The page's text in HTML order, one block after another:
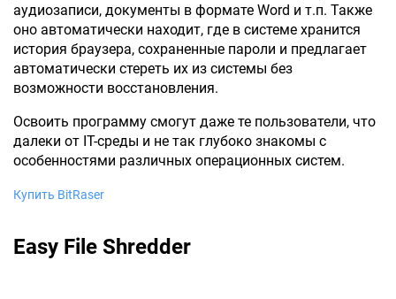
аудиозаписи, документы в формате Word и т.п. Также
оно автоматически находит, где в системе хранится
история браузера, сохраненные пароли и предлагает
автоматически стереть их из системы без
возможности восстановления.
Освоить программу смогут даже те пользователи, что
далеки от IT-среды и не так глубоко знакомы с
особенностями различных операционных систем.
Купить BitRaser
Easy File Shredder